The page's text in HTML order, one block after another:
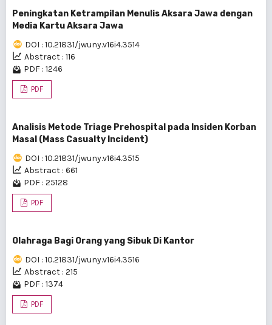
Peningkatan Ketrampilan Menulis Aksara Jawa dengan
Media Kartu Aksara Jawa
DOI : 10.21831/jwuny.v16i4.3514
Abstract : 116
PDF : 1246
PDF
Analisis Metode Triage Prehospital pada Insiden Korban
Masal (Mass Casualty Incident)
DOI : 10.21831/jwuny.v16i4.3515
Abstract : 661
PDF : 25128
PDF
Olahraga Bagi Orang yang Sibuk Di Kantor
DOI : 10.21831/jwuny.v16i4.3516
Abstract : 215
PDF : 1374
PDF